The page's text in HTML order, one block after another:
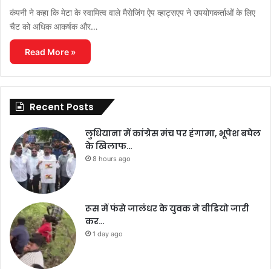
कंपनी ने कहा कि मेटा के स्वामित्व वाले मैसेजिंग ऐप व्हाट्सएप ने उपयोगकर्ताओं के लिए
चैट को अधिक आकर्षक और…
Read More »
Recent Posts
लुधियाना में कांग्रेस मंच पर हंगामा, भूपेश बघेल
के खिलाफ…
8 hours ago
रूस में फंसे जालंधर के युवक ने वीडियो जारी
कर…
1 day ago